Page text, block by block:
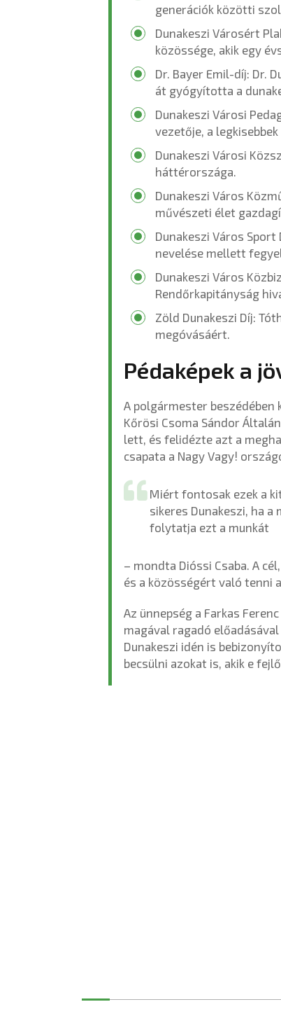
generációk közötti
Dunakeszi Városért
közössége, akik egy
Dr. Bayer Emil-díj: Dr.
át gyógyította a
Dunakeszi Városi
vezetője, a
Dunakeszi Városi
háttérországa.
Dunakeszi Város
művészeti élet
Dunakeszi Város Sport
nevelése mellett
Dunakeszi Város
Rendőrkapitányság
Zöld Dunakeszi Díj:
megóvásáért.
Pédaképek a
A polgármester
Kőrösi Csoma Sándor
lett, és felidézte azt a
csapata a Nagy Vagy!
Miért fontosak ezek a
sikeres Dunakeszi, ha
folytatja ezt a munkát
– mondta Dióssi Csaba. A
és a közösségért való tenni
Az ünnepség a Farkas
magával ragadó
Dunakeszi idén is
becsülni azokat is, akik e